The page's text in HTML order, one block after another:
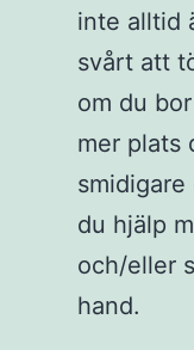
inte alltid
svårt att
om du
mer plats
du hjälp
och/eller
hand.